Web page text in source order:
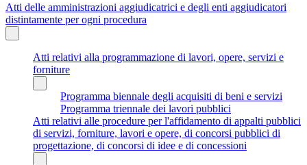
Atti delle amministrazioni aggiudicatrici e degli enti aggiudicatori
distintamente per ogni procedura
Atti relativi alla programmazione di lavori, opere, servizi e
forniture
Programma biennale degli acquisiti di beni e servizi
Programma triennale dei lavori pubblici
Atti relativi alle procedure per l'affidamento di appalti pubblici
di servizi, forniture, lavori e opere, di concorsi pubblici di
progettazione, di concorsi di idee e di concessioni